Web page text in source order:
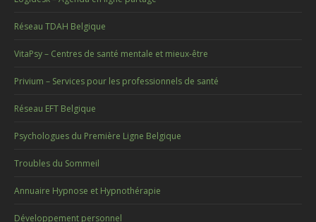
Réseau TDAH Belgique
VitaPsy – Centres de santé mentale et mieux-être
Privium – Services pour les professionnels de santé
Réseau EFT Belgique
Psychologues du Première Ligne Belgique
Troubles du Sommeil
Annuaire Hypnose et Hypnothérapie
Développement personnel